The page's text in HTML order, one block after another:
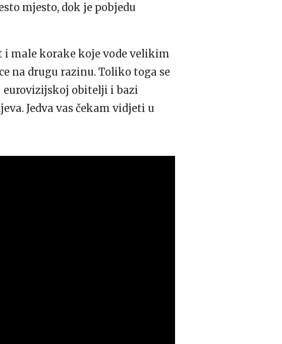
mjesto, dok je pobjedu
male korake koje vode velikim
na drugu razinu. Toliko toga se
eurovizijskoj obitelji i bazi
Jedva vas čekam vidjeti u